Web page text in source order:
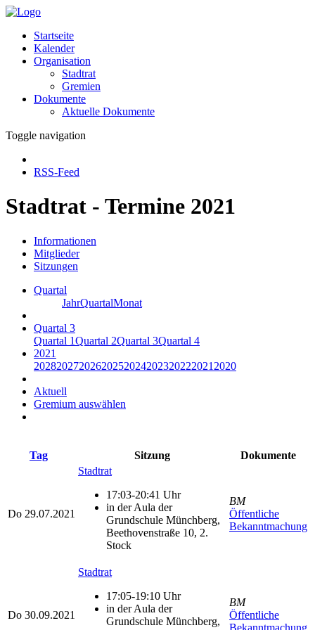
Startseite
Kalender
Organisation
Stadtrat
Gremien
Dokumente
Aktuelle Dokumente
Toggle navigation
RSS-Feed
Stadtrat - Termine 2021
Informationen
Mitglieder
Sitzungen
Quartal
JahrQuartalMonat
Quartal 3
Quartal 1Quartal 2Quartal 3Quartal 4
2021
20282027202620252024202320222021 2020
Aktuell
Gremium auswählen
Tag Sitzung Dokumente
Do 29.07.2021
Stadtrat
17:03-20:41 Uhr
in der Aula der
Grundschule Münchberg,
Beethovenstraße 10, 2.
Stock
BM
Öffentliche
Bekanntmachung
Do 30.09.2021
Stadtrat
17:05-19:10 Uhr
in der Aula der
Grundschule Münchberg,
BM
Öffentliche
Bekanntmachung